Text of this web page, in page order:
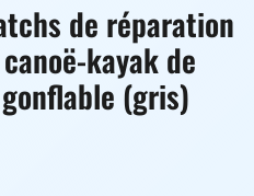
de réparation
kayak de
(gris)